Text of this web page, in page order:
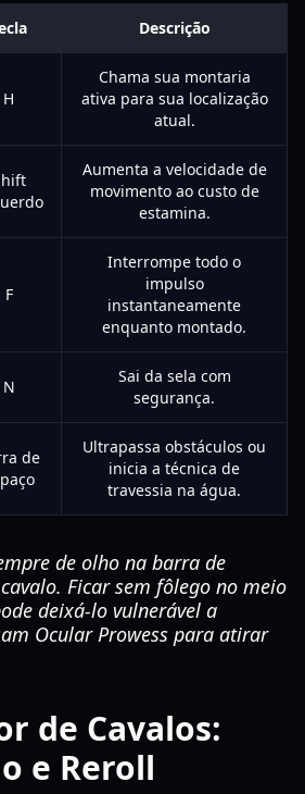
Descrição
H
Chama sua montaria
ativa para sua localização
atual.
Aumenta a velocidade de
movimento ao custo de
estamina.
F
Interrompe todo o
impulso
instantaneamente
enquanto montado.
N
Sai da sela com
segurança.
de
Ultrapassa obstáculos ou
inicia a técnica de
travessia na água.
de olho na barra de
Ficar sem fôlego no meio
deixá-lo vulnerável a
Ocular Prowess para atirar
de Cavalos:
e Reroll